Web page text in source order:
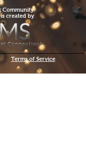
Community
created by
Terms of Service